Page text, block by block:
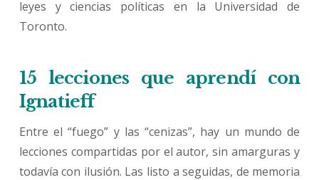
leyes y ciencias políticas en la Universidad de
Toronto.
15 lecciones que aprendí con
Ignatieff
Entre el “fuego” y las “cenizas”, hay un mundo de
lecciones compartidas por el autor, sin amarguras y
todavía con ilusión. Las listo a seguidas, de memoria